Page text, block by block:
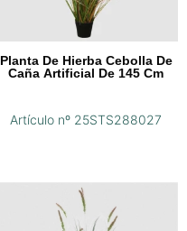
Planta De Hierba Cebolla De
Caña Artificial De 145 Cm
Artículo nº 25STS288027